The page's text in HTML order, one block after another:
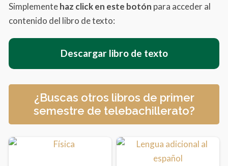
Simplementehaz click en este botón para acceder al
contenido del libro de texto:
Descargar libro de texto
¿Buscas otros libros de primer
semestre de telebachillerato?